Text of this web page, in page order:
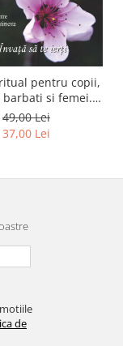
pentru copii,
si femei.
sa te ierti.
Luule Viilma
49,00 Lei
37,00 Lei
de